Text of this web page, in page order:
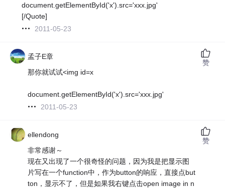
document.getElementById('x').src='xxx.jpg'
[/Quote]
2011-05-23
孟子E章
那你就试试<img id=x
document.getElementById('x').src='xxx.jpg'
2011-05-23
赞
ellendong
非常感谢～
现在又出现了一个很奇怪的问题，因为我是把显示图
片写在一个function中，作为button的响应，直接点but
ton，显示不了，但是如果我右键点击open image in n
赞